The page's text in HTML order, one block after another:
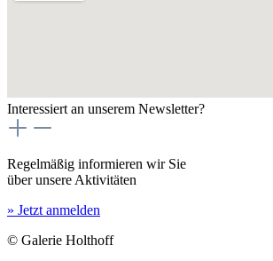
Interessiert an unserem Newsletter?
Regelmäßig informieren wir Sie
über unsere Aktivitäten
» Jetzt anmelden
© Galerie Holthoff